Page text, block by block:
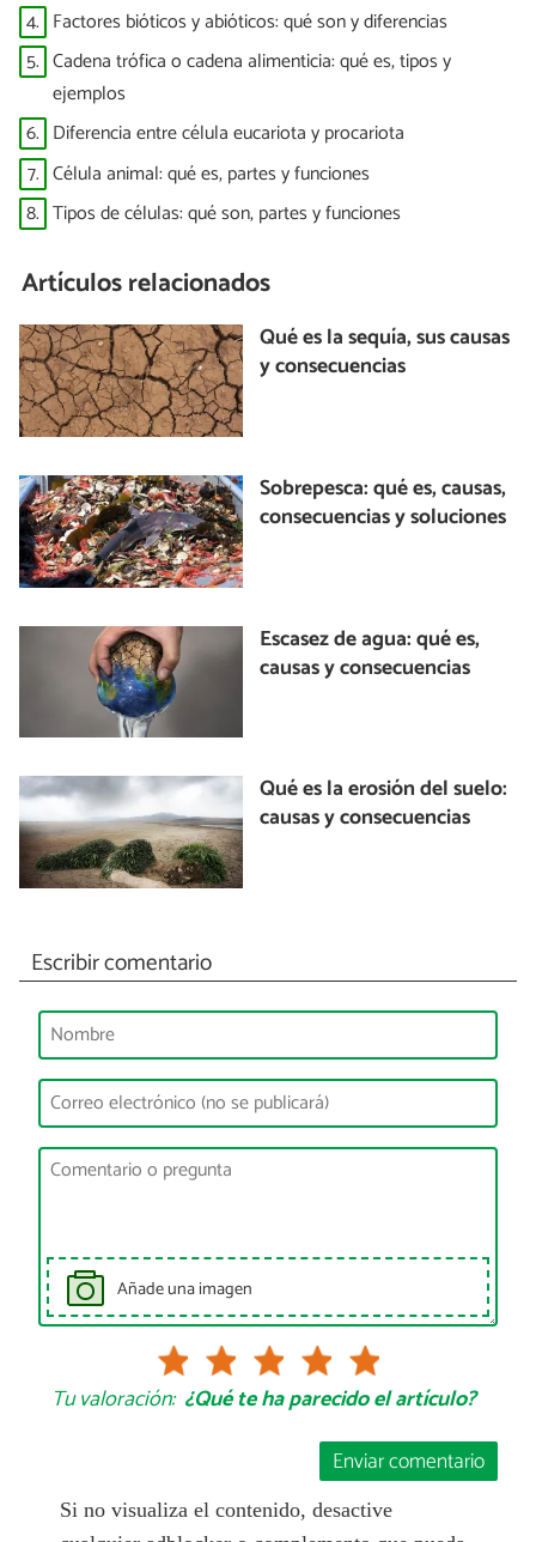
4. Factores bióticos y abióticos: qué son y diferencias
5. Cadena trófica o cadena alimenticia: qué es, tipos y
ejemplos
6. Diferencia entre célula eucariota y procariota
7. Célula animal: qué es, partes y funciones
8. Tipos de células: qué son, partes y funciones
Artículos relacionados
Qué es la sequía, sus causas
y consecuencias
Sobrepesca: qué es, causas,
consecuencias y soluciones
Escasez de agua: qué es,
causas y consecuencias
Qué es la erosión del suelo:
causas y consecuencias
Escribir comentario
Añade una imagen
Tu valoración: ¿Qué te ha parecido el artículo?
Enviar comentario
Si no visualiza el contenido, desactive